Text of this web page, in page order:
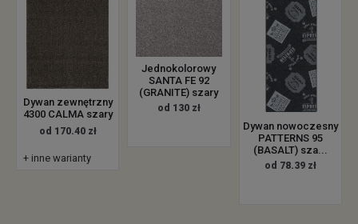
Dywan zewnętrzny
4300 CALMA szary
od 170.40 zł
+ inne warianty
Jednokolorowy
SANTA FE 92
(GRANITE) szary
od 130 zł
Dywan nowoczesny
PATTERNS 95
(BASALT) sza...
od 78.39 zł